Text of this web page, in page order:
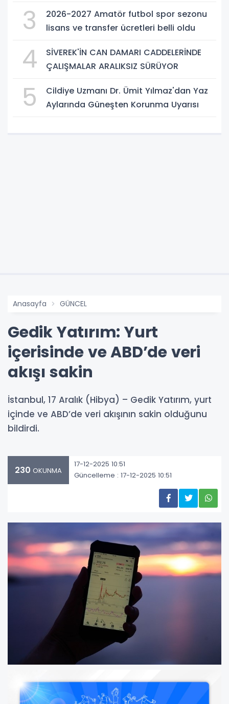
3
2026-2027 Amatör futbol spor sezonu
lisans ve transfer ücretleri belli oldu
4
SİVEREK'İN CAN DAMARI CADDELERİNDE
ÇALIŞMALAR ARALIKSIZ SÜRÜYOR
5
Cildiye Uzmanı Dr. Ümit Yılmaz'dan Yaz
Aylarında Güneşten Korunma Uyarısı
Anasayfa GÜNCEL
Gedik Yatırım: Yurt
içerisinde ve ABD’de veri
akışı sakin
İstanbul, 17 Aralık (Hibya) – Gedik Yatırım, yurt
içinde ve ABD’de veri akışının sakin olduğunu
bildirdi.
230 OKUNMA
17-12-2025 10:51
Güncelleme : 17-12-2025 10:51